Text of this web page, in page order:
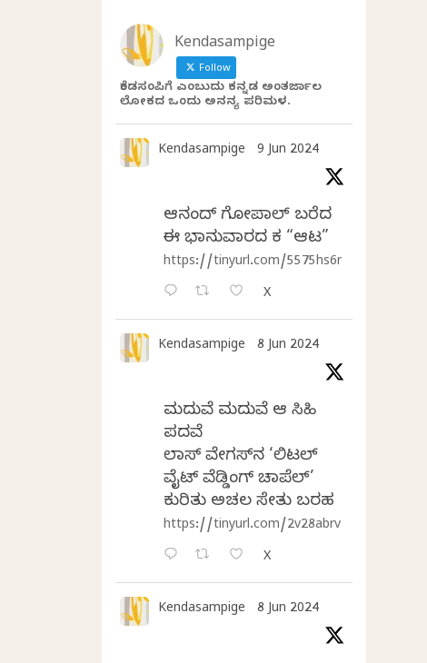
Kendasampige
Follow
ಕೆಂಡಸಂಪಿಗೆ ಎಂಬುದು ಕನ್ನಡ ಅಂತರ್ಜಾಲ
ಲೋಕದ ಒಂದು ಅನನ್ಯ ಪರಿಮಳ.
Kendasampige 9 Jun 2024
ಆನಂದ್‌ ಗೋಪಾಲ್‌ ಬರೆದ
ಈ ಭಾನುವಾರದ ಕತೆ “ಆಟ”
https://tinyurl.com/5575hs6r
X
Kendasampige 8 Jun 2024
ಮದುವೆ ಮದುವೆ ಆ ಸಿಹಿ
ಪದವೆ
ಲಾಸ್‌ ವೇಗಸ್‌ನ ‘ಲಿಟಲ್
ವೈಟ್ ವೆಡ್ಡಿಂಗ್ ಚಾಪೆಲ್’
ಕುರಿತು ಅಚಲ ಸೇತು ಬರಹ
https://tinyurl.com/2v28abrv
X
Kendasampige 8 Jun 2024